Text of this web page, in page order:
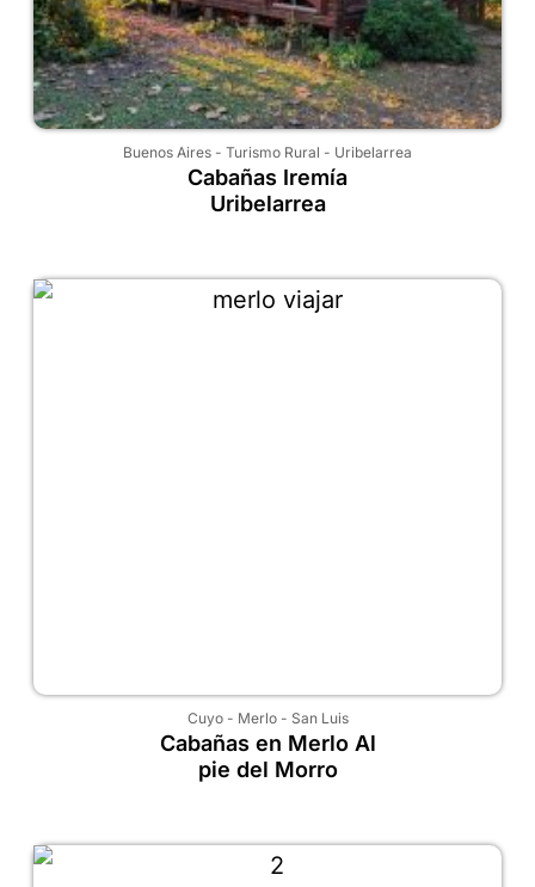
Buenos Aires - Turismo Rural - Uribelarrea
Cabañas Iremía
Uribelarrea
Cuyo- Merlo- San Luis
Cabañas en Merlo Al
pie del Morro